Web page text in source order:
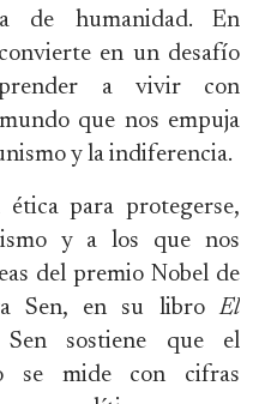
de humanidad. En
en un desafío
a vivir con
que nos empuja
y la indiferencia.
para protegerse,
y a los que nos
del premio Nobel de
Sen, en su libroEl
sostiene que el
se mide con cifras